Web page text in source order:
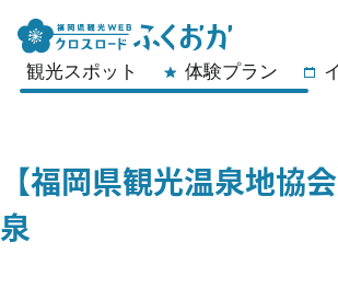
観光スポット 体験プラン
【福岡県観光温泉地協
泉